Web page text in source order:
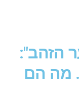
הזהב":
מה הם